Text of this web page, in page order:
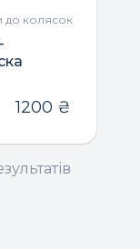
до колясок
1200 ₴